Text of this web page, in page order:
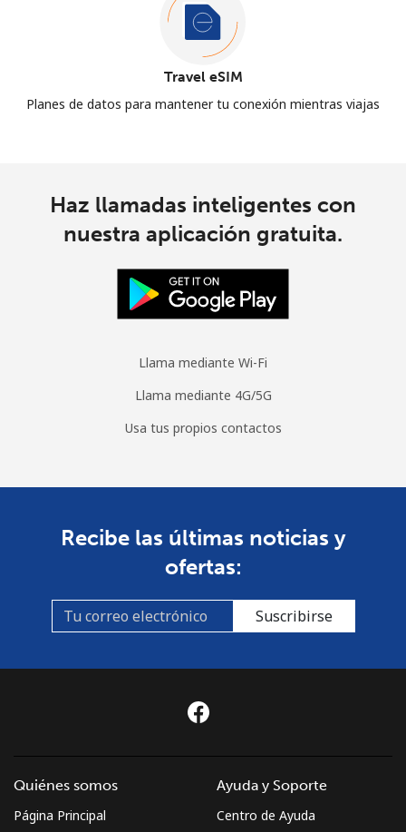
Travel eSIM
Planes de datos para mantener tu conexión mientras viajas
Haz llamadas inteligentes con
nuestra aplicación gratuita.
Llama mediante Wi-Fi
Llama mediante 4G/5G
Usa tus propios contactos
Recibe las últimas noticias y
ofertas:
Suscribirse
Quiénes somos
Página Principal
Ayuda y Soporte
Centro de Ayuda